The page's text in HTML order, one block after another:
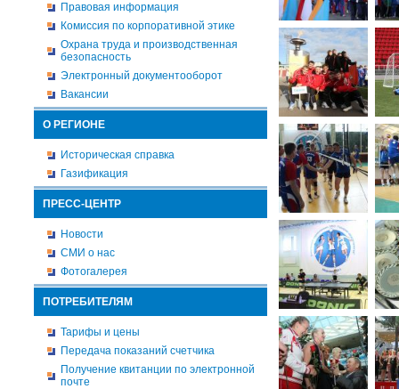
Правовая информация
Комиссия по корпоративной этике
Охрана труда и производственная
безопасность
Электронный документооборот
Вакансии
О РЕГИОНЕ
Историческая справка
Газификация
ПРЕСС-ЦЕНТР
Новости
СМИ о нас
Фотогалерея
ПОТРЕБИТЕЛЯМ
Тарифы и цены
Передача показаний счетчика
Получение квитанции по электронной
почте